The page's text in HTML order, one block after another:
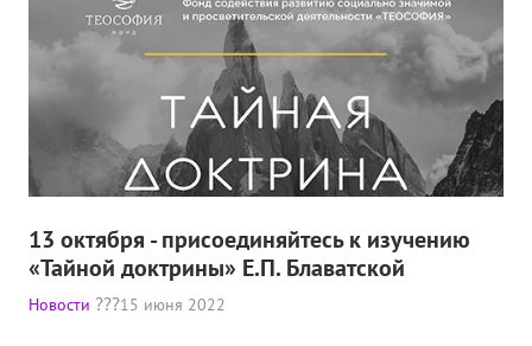
13 октября - присоединяйтесь к изучению
«Тайной доктрины» Е.П. Блаватской
Новости 15 июня 2022